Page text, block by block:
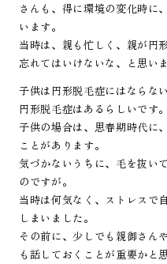
さんも、得に環境の変化時に
います。
当時は、親も忙しく、親が円
忘れてはいけないな、と思いま
子供は円形脱毛症にはならな
円形脱毛症はあるらしいです。
子供の場合は、思春期時代に
ことがあります。
気づかないうちに、毛を抜い
のですが。
当時は何気なく、ストレスで
しまいました。
その前に、少しでも親御さん
も話しておくことが重要かと